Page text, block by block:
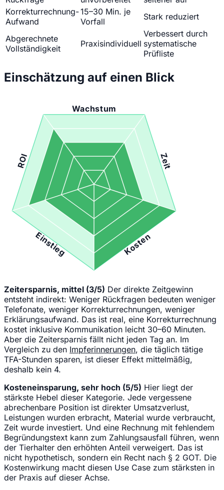
Korrekturrechnung-
Aufwand
15–30 Min. je
Vorfall
Stark reduziert
Abgerechnete
Vollständigkeit
Praxisindividuell
Verbessert durch
systematische
Prüfliste
Einschätzung auf einen Blick
Zeit
Kosten
Einstieg
ROI
Wachstum
Zeitersparnis, mittel (3/5) Der direkte Zeitgewinn
entsteht indirekt: Weniger Rückfragen bedeuten weniger
Telefonate, weniger Korrekturrechnungen, weniger
Erklärungsaufwand. Das ist real, eine Korrekturrechnung
kostet inklusive Kommunikation leicht 30–60 Minuten.
Aber die Zeitersparnis fällt nicht jeden Tag an. Im
Vergleich zu den Impferinnerungen, die täglich tätige
TFA-Stunden sparen, ist dieser Effekt mittelmäßig,
deshalb kein 4.
Kosteneinsparung, sehr hoch (5/5) Hier liegt der
stärkste Hebel dieser Kategorie. Jede vergessene
abrechenbare Position ist direkter Umsatzverlust,
Leistungen wurden erbracht, Material wurde verbraucht,
Zeit wurde investiert. Und eine Rechnung mit fehlendem
Begründungstext kann zum Zahlungsausfall führen, wenn
der Tierhalter den erhöhten Anteil verweigert. Das ist
nicht hypothetisch, sondern ein Recht nach § 2 GOT. Die
Kostenwirkung macht diesen Use Case zum stärksten in
der Praxis auf dieser Achse.